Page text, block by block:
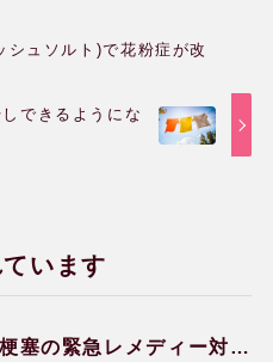
ー体験談
シュソルト)で花粉症が改
できるようにな
います
塞の緊急レメディー対処